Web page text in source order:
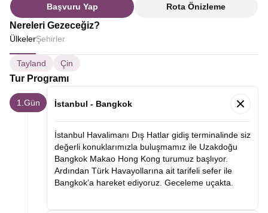
Başvuru Yap
Rota Önizleme
Nereleri Gezeceğiz?
ÜlkelerŞehirler
Tayland Çin
Tur Programı
1.Gün İstanbul - Bangkok
İstanbul Havalimanı Dış Hatlar gidiş terminalinde siz
değerli konuklarımızla buluşmamız ile Uzakdoğu
Bangkok Makao Hong Kong turumuz başlıyor.
Ardından Türk Havayollarına ait tarifeli sefer ile
Bangkok’a hareket ediyoruz. Geceleme uçakta.